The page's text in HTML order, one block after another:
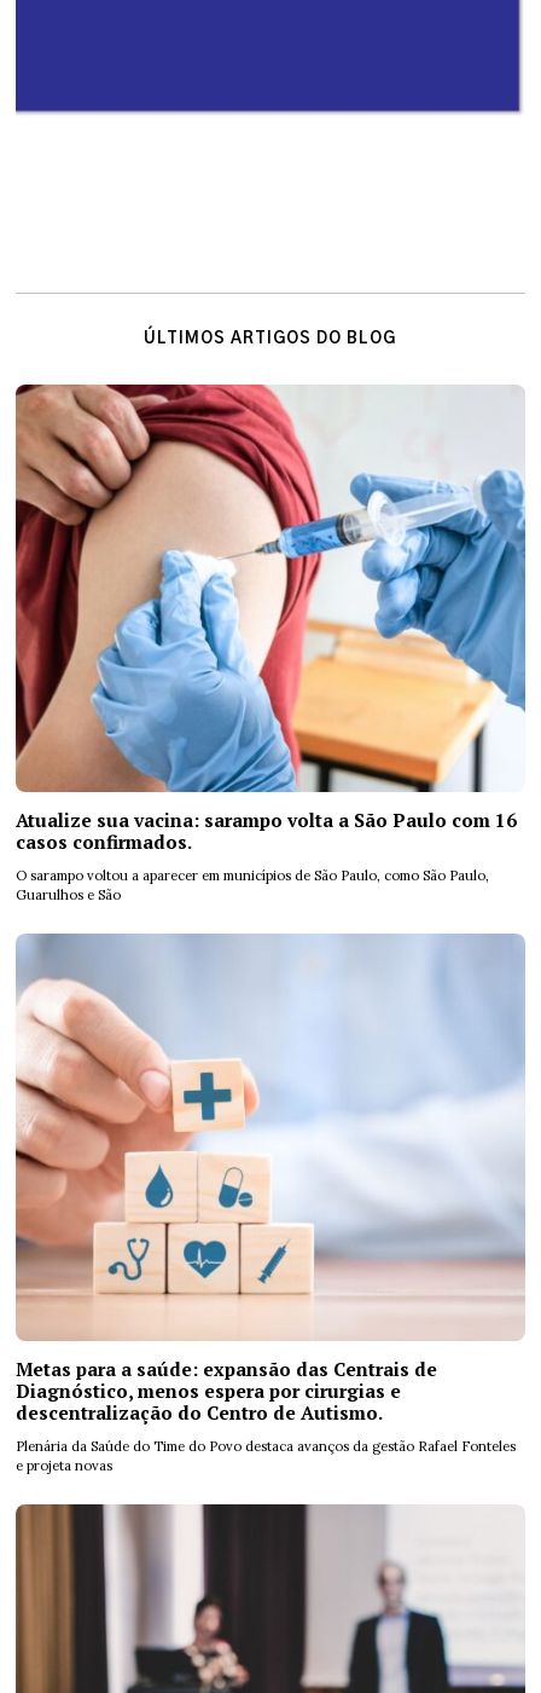
ÚLTIMOS ARTIGOS DO BLOG
Atualize sua vacina: sarampo volta a São Paulo com 16
casos confirmados.
O sarampo voltou a aparecer em municípios de São Paulo, como São Paulo,
Guarulhos e São
Metas para a saúde: expansão das Centrais de
Diagnóstico, menos espera por cirurgias e
descentralização do Centro de Autismo.
Plenária da Saúde do Time do Povo destaca avanços da gestão Rafael Fonteles
e projeta novas